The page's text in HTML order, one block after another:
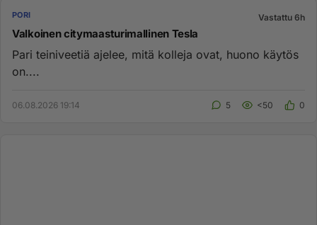
PORI Vastattu 6h
Valkoinen citymaasturimallinen Tesla
Pari teiniveetiä ajelee, mitä kolleja ovat, huono käytös
on....
06.08.2026 19:14 5 <50 0